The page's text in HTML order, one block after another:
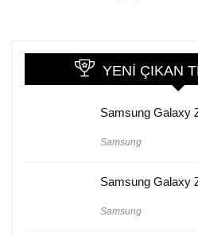
YENI ÇIKAN
Samsung Galaxy
Samsung
Samsung Galaxy
Samsung